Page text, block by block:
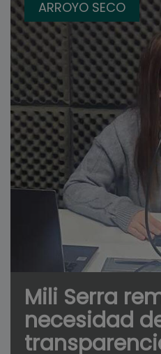
ARROYO SECO
Mili Serra
necesidad